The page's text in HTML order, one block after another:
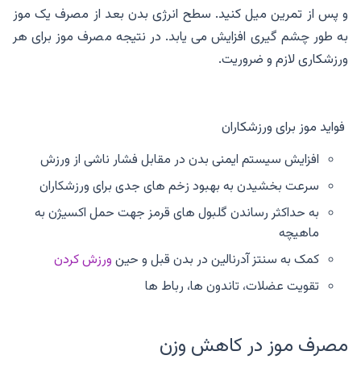
و پس از تمرین میل کنید. سطح انرژی بدن بعد از مصرف یک موز
به طور چشم گیری افزایش می یابد. در نتیجه مصرف موز برای هر
ورزشکاری لازم و ضروریت.
فواید موز برای ورزشکاران
افزایش سیستم ایمنی بدن در مقابل فشار ناشی از ورزش
سرعت بخشیدن به بهبود زخم های جدی برای ورزشکاران
به حداکثر رساندن گلبول های قرمز جهت حمل اکسیژن به
ماهیچه
کمک به سنتز آدرنالین در بدن قبل و حین ورزش کردن
تقویت عضلات، تاندون ها، رباط ها
مصرف موز در کاهش وزن